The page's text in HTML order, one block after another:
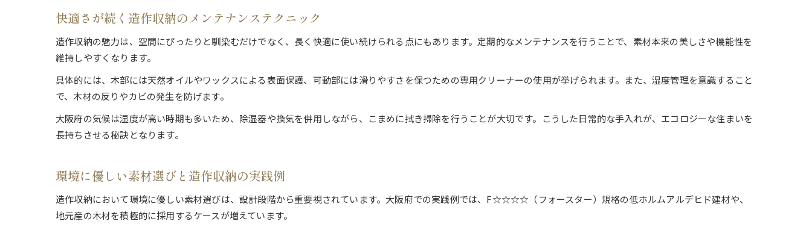
快適さが続く造作収納のメンテナンステクニック
造作収納の魅力は、空間にぴったりと馴染むだけでなく、長く快適に使い続けられる点にもあります。定期的なメンテナンスを行うことで、素材本来の美しさや機能性を
維持しやすくなります。
具体的には、木部には天然オイルやワックスによる表面保護、可動部には滑りやすさを保つための専用クリーナーの使用が挙げられます。また、湿度管理を意識すること
で、木材の反りやカビの発生を防げます。
大阪府の気候は湿度が高い時期も多いため、除湿器や換気を併用しながら、こまめに拭き掃除を行うことが大切です。こうした日常的な手入れが、エコロジーな住まいを
長持ちさせる秘訣となります。
環境に優しい素材選びと造作収納の実践例
造作収納において環境に優しい素材選びは、設計段階から重要視されています。大阪府での実践例では、F☆☆☆☆（フォースター）規格の低ホルムアルデヒド建材や、
地元産の木材を積極的に採用するケースが増えています。